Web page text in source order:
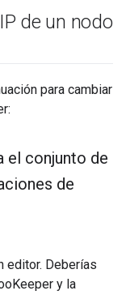
de un nodo
para cambiar
el conjunto de
de
editor. Deberías
y la